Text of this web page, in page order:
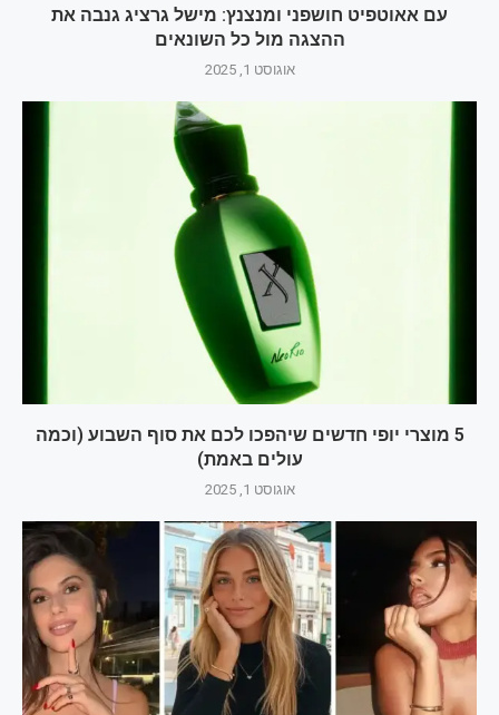
עם אאוטפיט חושפני ומנצנץ: מישל גרציג גנבה את
ההצגה מול כל השונאים
אוגוסט 1, 2025
5 מוצרי יופי חדשים שיהפכו לכם את סוף השבוע (וכמה
עולים באמת)
אוגוסט 1, 2025